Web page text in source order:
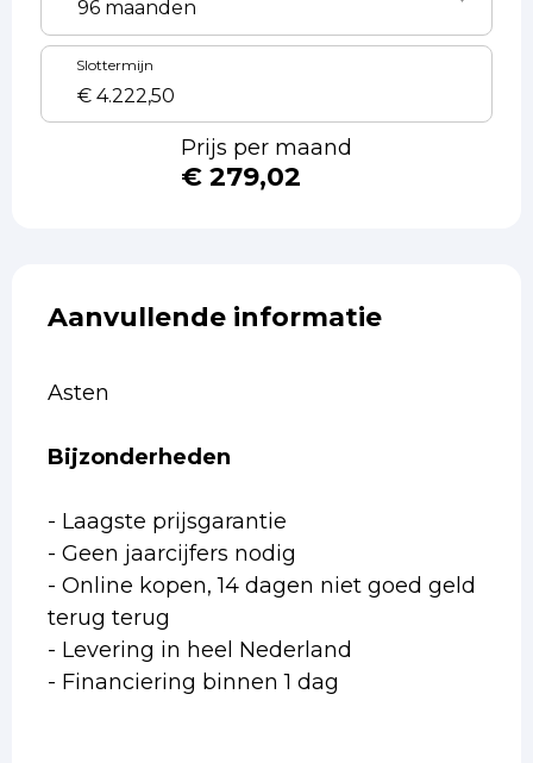
Slottermijn
Prijs per maand
€ 279,02
Aanvullende informatie
Asten
Bijzonderheden
- Laagste prijsgarantie
- Geen jaarcijfers nodig
- Online kopen, 14 dagen niet goed geld
terug terug
- Levering in heel Nederland
- Financiering binnen 1 dag